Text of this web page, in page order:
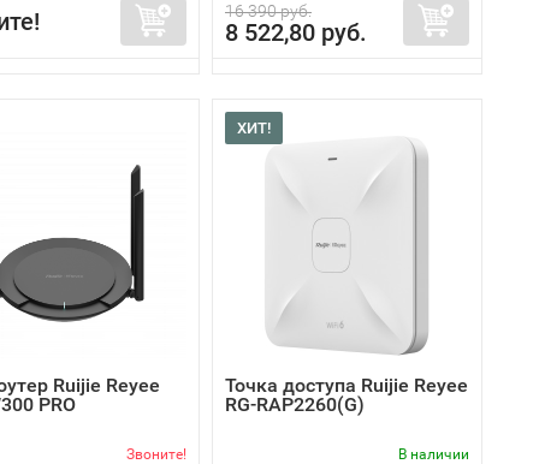
16 390 руб.
8 522,80 руб.
Ruijie Reyee
PRO
Звоните!
ХИТ!
Точка доступа Ruijie Reyee
RG-RAP2260(G)
В наличии